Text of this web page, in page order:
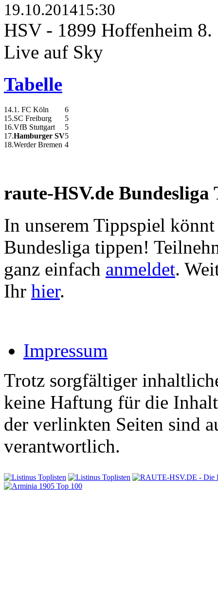
19.10.201415:30
HSV - 1899 Hoffenheim 8.
Live auf Sky
Tabelle
14.1. FC Köln
6
15.SC Freiburg
5
16.VfB Stuttgart
5
17.Hamburger SV5
18.Werder Bremen 4
raute-HSV.de Bundesliga
In unserem Tippspiel
Bundesliga tippen!
ganz einfach anmeldet.
Ihr hier.
Impressum
Trotz sorgfältiger
keine Haftung für die
der verlinkten Seiten sind
verantwortlich.